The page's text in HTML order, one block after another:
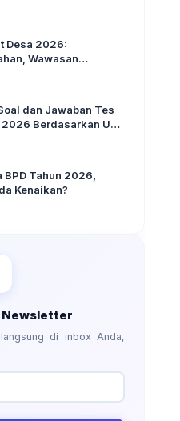
Desa 2026:
Wawasan
Beserta Jawaban
dan Jawaban Tes
Berdasarkan UU
Tahun 2026,
Kenaikan?
Newsletter
di inbox Anda,